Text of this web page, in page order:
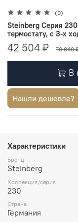
(0)
Steinberg Серия
термостату, с 3-х
42 504 ₽ 70 840
В
Нашли дешевле?
Характеристики
Бренд
Steinberg
Коллекция/серия
230
Страна
Германия